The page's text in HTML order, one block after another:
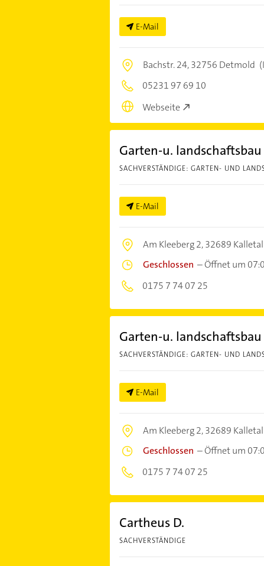
E-Mail
Bachstr. 24,32756 Detmold
05231 97 69 10
Webseite
Garten-u.
SACHVERSTÄNDIGE: GARTEN- UND
E-Mail
Am Kleeberg 2,32689 Kalletal
Geschlossen –Öffnet um
0175 7 74 07 25
Garten-u.
SACHVERSTÄNDIGE: GARTEN- UND
E-Mail
Am Kleeberg 2,32689 Kalletal
Geschlossen –Öffnet um
0175 7 74 07 25
Cartheus D.
SACHVERSTÄNDIGE